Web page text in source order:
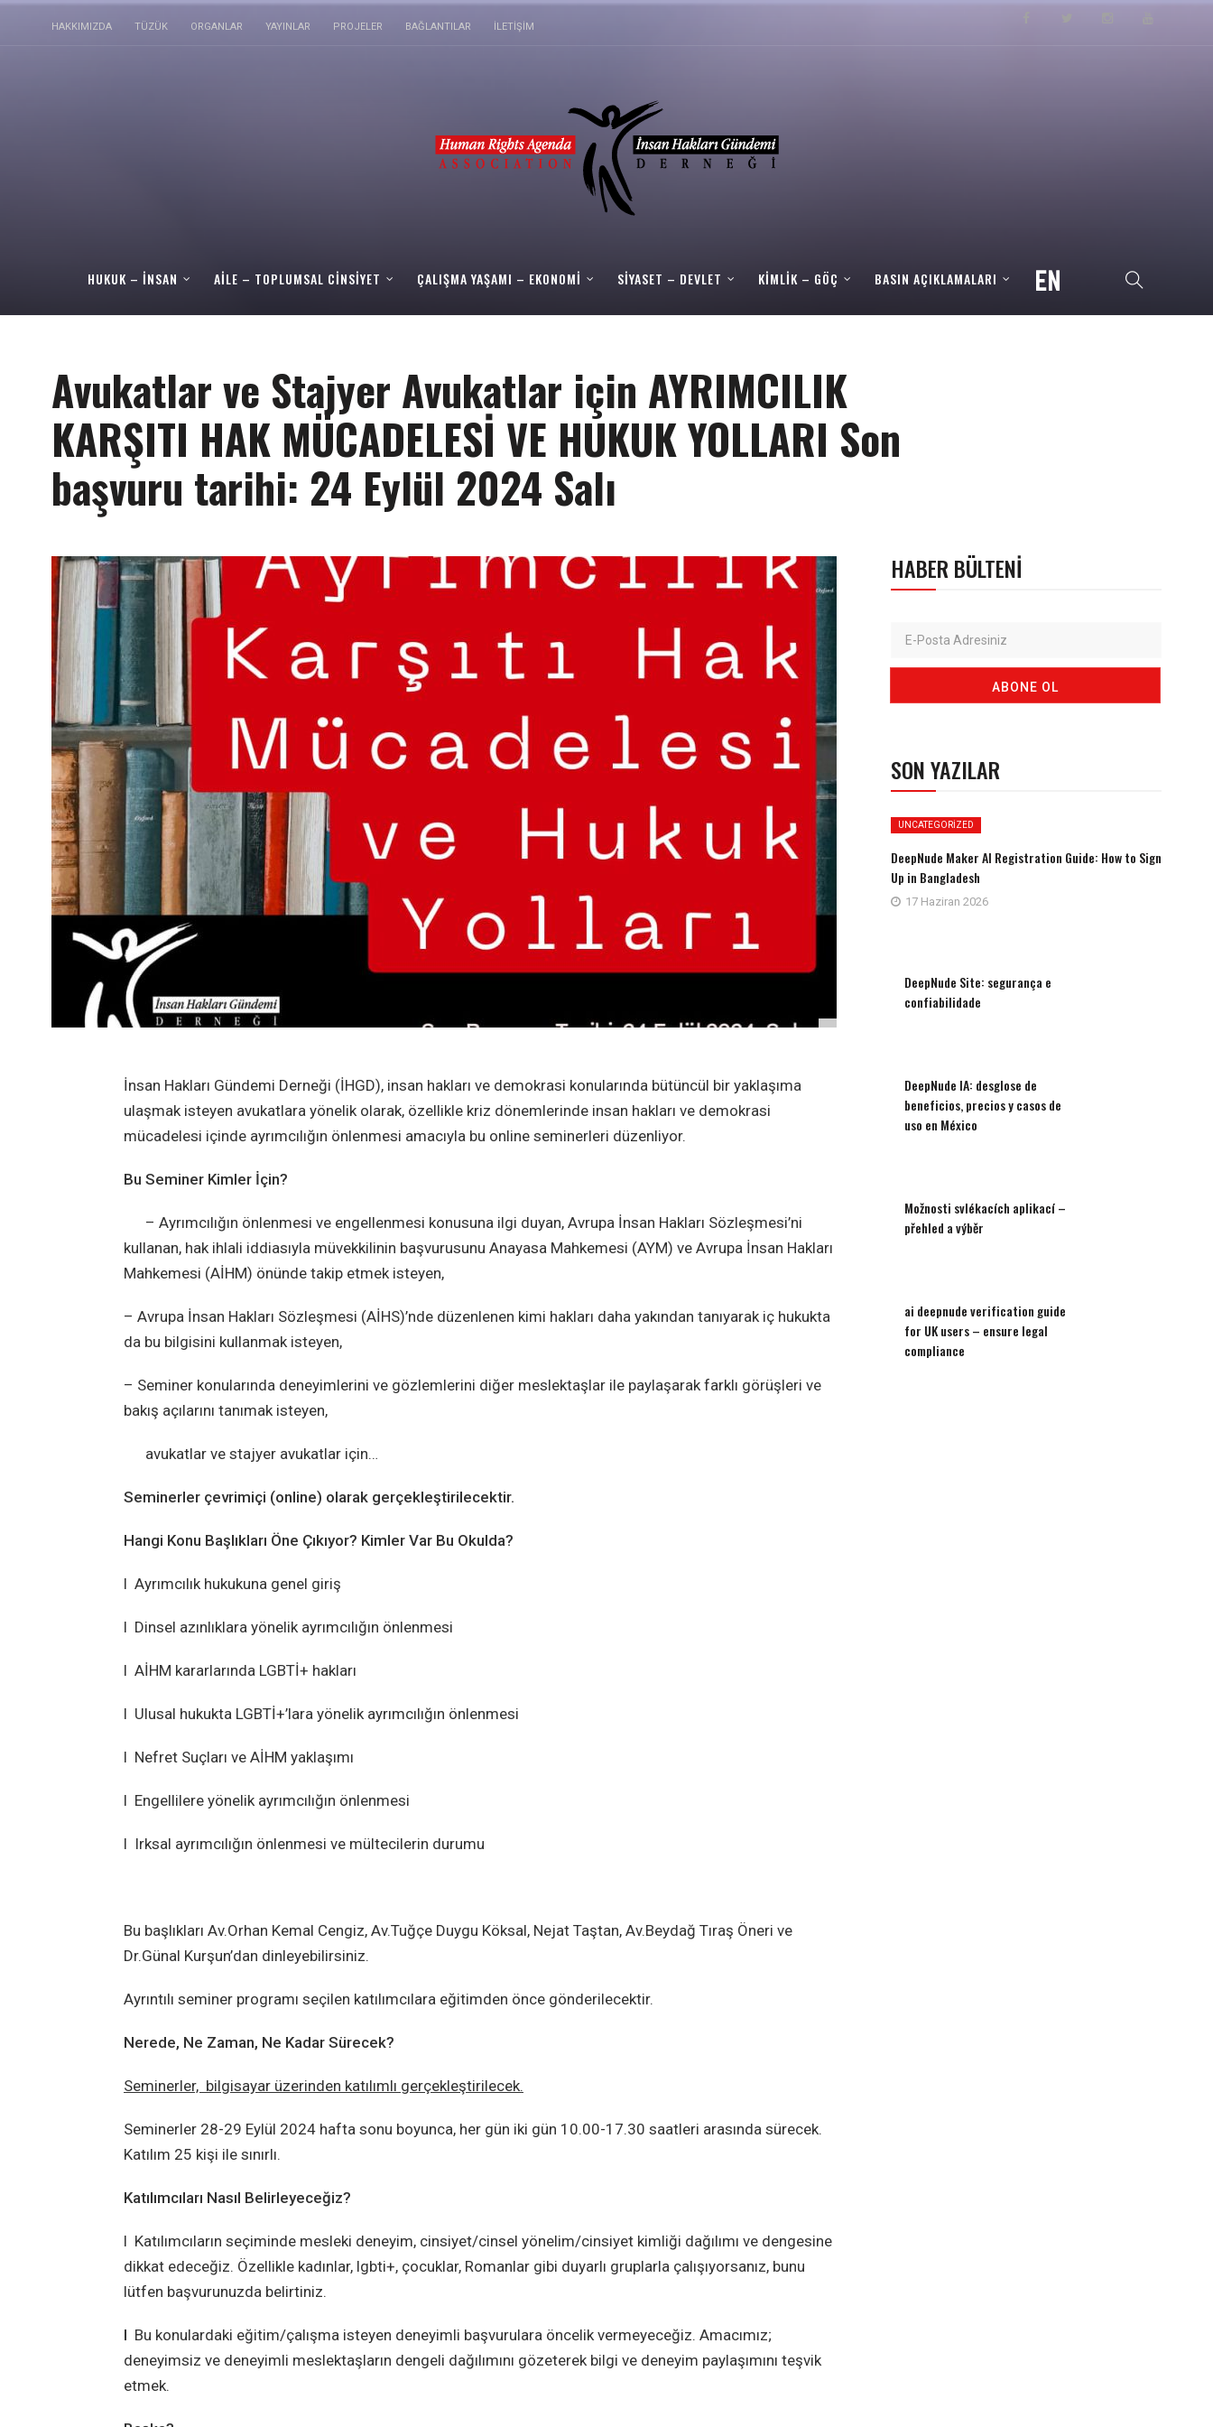
HAKKIMIZDA TÜZÜK ORGANLAR YAYINLAR PROJELER BAĞLANTILAR İLETIŞIM
HUKUK – İNSAN AILE – TOPLUMSAL CINSIYET ÇALIŞMA YAŞAMI – EKONOMI SIYASET – DEVLET KIMLIK – GÖÇ BASIN AÇIKLAMALARI
Avukatlar ve Stajyer Avukatlar için AYRIMCILIK
KARŞITI HAK MÜCADELESİ VE HUKUK YOLLARI Son
başvuru tarihi: 24 Eylül 2024 Salı
İnsan Hakları Gündemi Derneği (İHGD), insan hakları ve demokrasi konularında bütüncül bir yaklaşıma
ulaşmak isteyen avukatlara yönelik olarak, özellikle kriz dönemlerinde insan hakları ve demokrasi
mücadelesi içinde ayrımcılığın önlenmesi amacıyla bu online seminerleri düzenliyor.
Bu Seminer Kimler İçin?
– Ayrımcılığın önlenmesi ve engellenmesi konusuna ilgi duyan, Avrupa İnsan Hakları Sözleşmesi’ni
kullanan, hak ihlali iddiasıyla müvekkilinin başvurusunu Anayasa Mahkemesi (AYM) ve Avrupa İnsan Hakları
Mahkemesi (AİHM) önünde takip etmek isteyen,
– Avrupa İnsan Hakları Sözleşmesi (AİHS)’nde düzenlenen kimi hakları daha yakından tanıyarak iç hukukta
da bu bilgisini kullanmak isteyen,
– Seminer konularında deneyimlerini ve gözlemlerini diğer meslektaşlar ile paylaşarak farklı görüşleri ve
bakış açılarını tanımak isteyen,
avukatlar ve stajyer avukatlar için…
Seminerler çevrimiçi (online) olarak gerçekleştirilecektir.
Hangi Konu Başlıkları Öne Çıkıyor? Kimler Var Bu Okulda?
l Ayrımcılık hukukuna genel giriş
l Dinsel azınlıklara yönelik ayrımcılığın önlenmesi
l AİHM kararlarında LGBTİ+ hakları
l Ulusal hukukta LGBTİ+’lara yönelik ayrımcılığın önlenmesi
l Nefret Suçları ve AİHM yaklaşımı
l Engellilere yönelik ayrımcılığın önlenmesi
l Irksal ayrımcılığın önlenmesi ve mültecilerin durumu
Bu başlıkları Av.Orhan Kemal Cengiz, Av.Tuğçe Duygu Köksal, Nejat Taştan, Av.Beydağ Tıraş Öneri ve
Dr.Günal Kurşun’dan dinleyebilirsiniz.
Ayrıntılı seminer programı seçilen katılımcılara eğitimden önce gönderilecektir.
Nerede, Ne Zaman, Ne Kadar Sürecek?
Seminerler, bilgisayar üzerinden katılımlı gerçekleştirilecek.
Seminerler 28-29 Eylül 2024 hafta sonu boyunca, her gün iki gün 10.00-17.30 saatleri arasında sürecek.
Katılım 25 kişi ile sınırlı.
Katılımcıları Nasıl Belirleyeceğiz?
l Katılımcıların seçiminde mesleki deneyim, cinsiyet/cinsel yönelim/cinsiyet kimliği dağılımı ve dengesine
dikkat edeceğiz. Özellikle kadınlar, lgbti+, çocuklar, Romanlar gibi duyarlı gruplarla çalışıyorsanız, bunu
lütfen başvurunuzda belirtiniz.
l Bu konulardaki eğitim/çalışma isteyen deneyimli başvurulara öncelik vermeyeceğiz. Amacımız;
deneyimsiz ve deneyimli meslektaşların dengeli dağılımını gözeterek bilgi ve deneyim paylaşımını teşvik
etmek.
HABER BÜLTENI
SON YAZILAR
UNCATEGORIZED
DeepNude Maker AI Registration Guide: How to Sign
Up in Bangladesh
17 Haziran 2026
DeepNude Site: segurança e
confiabilidade
DeepNude IA: desglose de
beneficios, precios y casos de
uso en México
Možnosti svlékacích aplikací –
přehled a výběr
ai deepnude verification guide
for UK users – ensure legal
compliance